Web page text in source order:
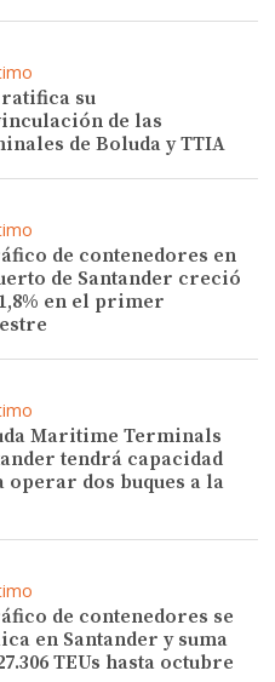
ratifica su
de las
de Boluda y TTIA
de contenedores en
de Santander creció
en el primer
Maritime Terminals
tendrá capacidad
operar dos buques a la
de contenedores se
en Santander y suma
TEUs hasta octubre